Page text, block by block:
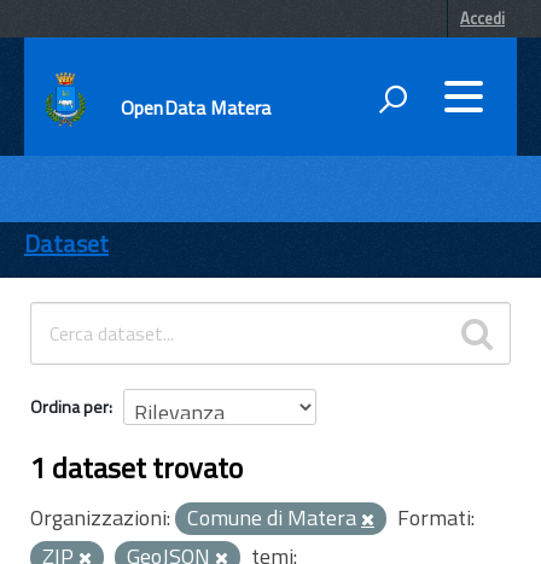
Accedi
OpenData Matera
ENTI
TEMI
INFORMAZIONI
Dataset
Ordina per
1 dataset trovato
Organizzazioni: Comune di Matera
Formati:
ZIP
GeoJSON
temi: